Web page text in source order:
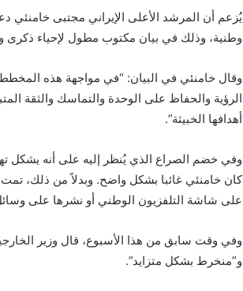
يُزعم أن المرشد الأعلى الإيراني مجتبى خامنئي
وطنية، وذلك في بيان مكتوب مطول لإحياء ذكرى
وقال خامنئي في البيان: “في مواجهة هذه
الرؤية والحفاظ على الوحدة والتماسك والثقة
أهدافها الخبيثة”.
وفي خضم الصراع الذي يُنظر إليه على أنه يشكل
على شاشة التلفزيون الوطني أو نشرها على
وفي وقت سابق من هذا الأسبوع، قال وزير
و”منخرط بشكل متزايد”.